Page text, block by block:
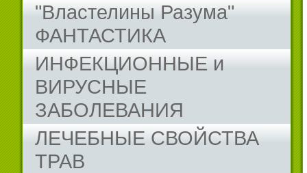
"Властелины Разума"
ФАНТАСТИКА
ИНФЕКЦИОННЫЕ и
ВИРУСНЫЕ
ЗАБОЛЕВАНИЯ
ЛЕЧЕБНЫЕ СВОЙСТВА
ТРАВ